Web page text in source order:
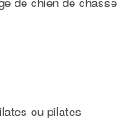
ou pilates